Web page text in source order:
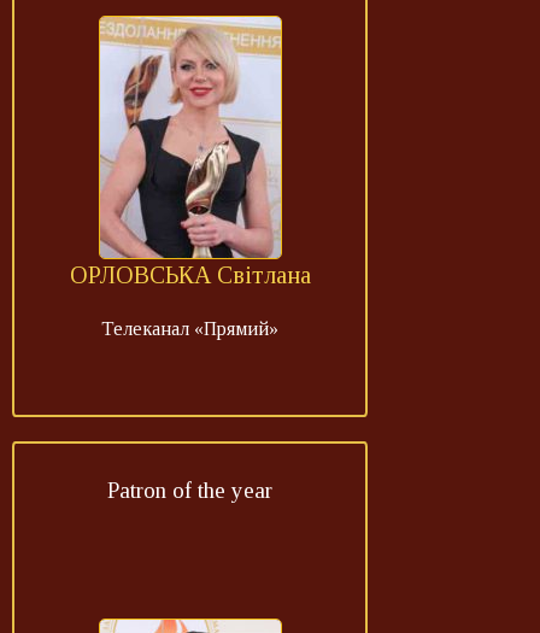
ОРЛОВСЬКА Світлана
Телеканал «Прямий»
Patron of the year